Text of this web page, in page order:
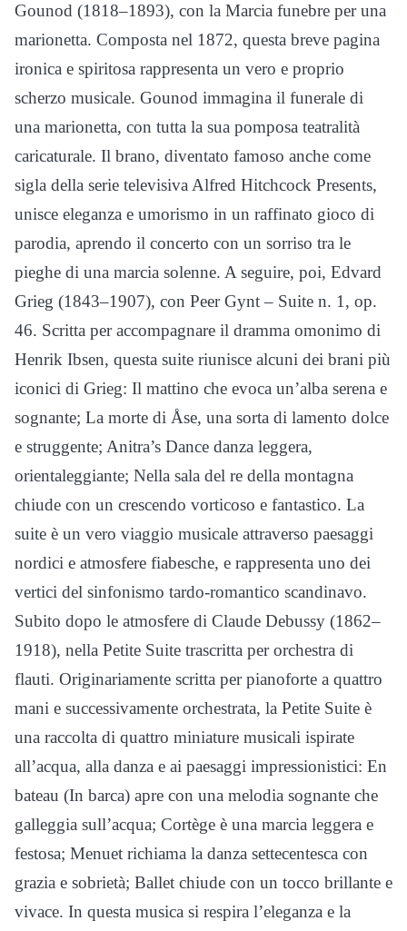
Gounod (1818–1893), con la Marcia funebre per una
marionetta. Composta nel 1872, questa breve pagina
ironica e spiritosa rappresenta un vero e proprio
scherzo musicale. Gounod immagina il funerale di
una marionetta, con tutta la sua pomposa teatralità
caricaturale. Il brano, diventato famoso anche come
sigla della serie televisiva Alfred Hitchcock Presents,
unisce eleganza e umorismo in un raffinato gioco di
parodia, aprendo il concerto con un sorriso tra le
pieghe di una marcia solenne. A seguire, poi, Edvard
Grieg (1843–1907), con Peer Gynt – Suite n. 1, op.
46. Scritta per accompagnare il dramma omonimo di
Henrik Ibsen, questa suite riunisce alcuni dei brani più
iconici di Grieg: Il mattino che evoca un’alba serena e
sognante; La morte di Åse, una sorta di lamento dolce
e struggente; Anitra’s Dance danza leggera,
orientaleggiante; Nella sala del re della montagna
chiude con un crescendo vorticoso e fantastico. La
suite è un vero viaggio musicale attraverso paesaggi
nordici e atmosfere fiabesche, e rappresenta uno dei
vertici del sinfonismo tardo-romantico scandinavo.
Subito dopo le atmosfere di Claude Debussy (1862–
1918), nella Petite Suite trascritta per orchestra di
flauti. Originariamente scritta per pianoforte a quattro
mani e successivamente orchestrata, la Petite Suite è
una raccolta di quattro miniature musicali ispirate
all’acqua, alla danza e ai paesaggi impressionistici: En
bateau (In barca) apre con una melodia sognante che
galleggia sull’acqua; Cortège è una marcia leggera e
festosa; Menuet richiama la danza settecentesca con
grazia e sobrietà; Ballet chiude con un tocco brillante e
vivace. In questa musica si respira l’eleganza e la